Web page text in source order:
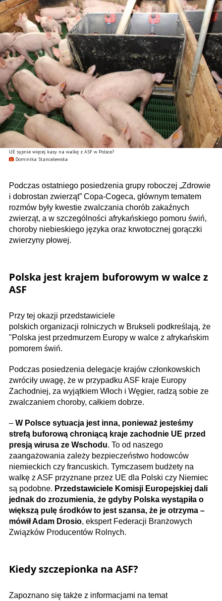
UE sypnie więcej kasy na walkę z ASF w Polsce?
Dominika Stancelewska
Podczas ostatniego posiedzenia grupy roboczej „Zdrowie
i dobrostan zwierząt” Copa-Cogeca, głównym tematem
rozmów były kwestie zwalczania chorób zakaźnych
zwierząt, a w szczególności afrykańskiego pomoru świń,
choroby niebieskiego języka oraz krwotocznej gorączki
zwierzyny płowej.
Polska jest krajem buforowym w walce z
ASF
Przy tej okazji przedstawiciele
polskich organizacji rolniczych w Brukseli podkreślają, że
"Polska jest przedmurzem Europy w walce z afrykańskim
pomorem świń.
Podczas posiedzenia delegacje krajów członkowskich
zwróciły uwagę, że w przypadku ASF kraje Europy
Zachodniej, za wyjątkiem Włoch i Węgier, radzą sobie ze
zwalczaniem choroby, całkiem dobrze.
– W Polsce sytuacja jest inna, ponieważ jesteśmy
strefą buforową chroniącą kraje zachodnie UE przed
presją wirusa ze Wschodu. To od naszego
zaangażowania zależy bezpieczeństwo hodowców
niemieckich czy francuskich. Tymczasem budżety na
walkę z ASF przyznane przez UE dla Polski czy Niemiec
są podobne. Przedstawiciele Komisji Europejskiej dali
jednak do zrozumienia, że gdyby Polska wystąpiła o
większą pulę środków to jest szansa, że je otrzyma –
mówił Adam Drosio, ekspert Federacji Branżowych
Związków Producentów Rolnych.
Kiedy szczepionka na ASF?
Zapoznano się także z informacjami na temat